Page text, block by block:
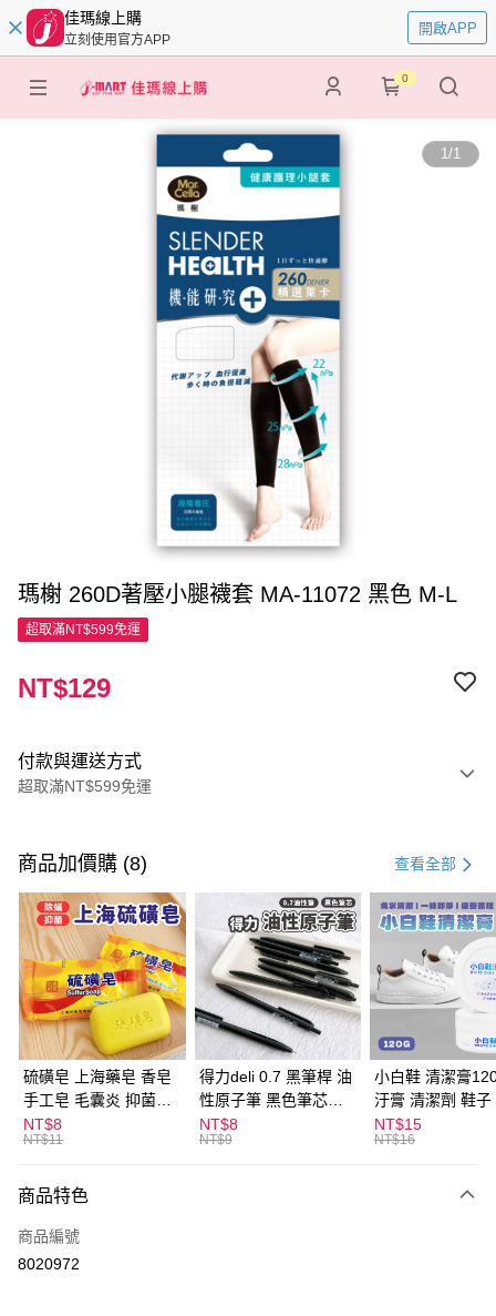
佳瑪線上購
立刻使用官方APP
開啟APP
0
1/1
瑪榭 260D著壓小腿襪套 MA-11072 黑色 M-L
超取滿NT$599免運
NT$129
付款與運送方式
超取滿NT$599免運
信用卡一次付款
超商取貨付款
LINE Pay
Apple Pay
街口支付
悠遊付
ATM付款
全家取貨付款
每筆NT$60，滿NT$599(含以上)免運費
付款後全家取貨
商品加價購 (8) 查看全部
硫磺皂 上海藥皂 香皂
手工皂 毛囊炎 抑菌除
蟎 清潔護膚 去油去痘
寵物皮膚病 狗狗貓咪
NT$8
NT$11
得力deli 0.7 黑筆桿 油
性原子筆 黑色筆芯
S304
NT$8
NT$9
小白鞋 清潔膏
汙膏 清潔劑 鞋子
漬 白皮鞋 鞋油
NT$15
NT$16
商品特色
商品編號
8020972